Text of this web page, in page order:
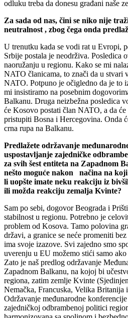
odluku treba da donesu građani naše
Za sada od nas, čini se niko nije
neutralnost , zbog čega onda
U trenutku kada se vodi rat u Evropi,
Srbije postala je neodrživa. Posledica
naoružanju u regionu. Kako se mi
NATO članicama, to znači da u stvari
NATO. Potpuno je očigledno da je to
mi insistiramo na posebnim
Balkanu. Druga neizbežna posledica
će Kosovo postati član NATO, a da
pristupiti Bosna i Hercegovina. Onda
crna rupa na Balkanu.
Predlažete održavanje
uspostavljanje zajedničke
za svih šest entiteta na Zapadnom
nešto moguće nakon načina na
li uopšte imate neku reakciju iz
ili možda reakciju zemalja Kvinte?
Sam po sebi, dogovor Beograda i
stabilnost u regionu. Potrebno je
problem od Kosova. Tamo polovina
državi, a granice se neće promeniti
ima svoje izazove. Svi zajedno smo
uverenju u EU možemo stići samo
Zato je naš predlog održavanje
Zapadnom Balkanu, na kojoj bi
regiona, zatim zemlje Kvinte
Nemačka, Francuska, Velika Britanija
Održavanje međunarodne
zajedničkoj odbrambenoj politici